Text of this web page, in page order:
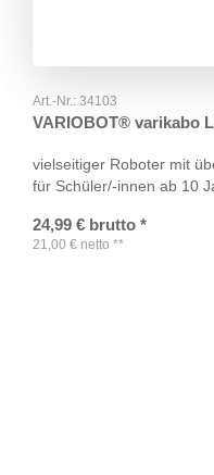
Art.-Nr.: 34103
VARIOBOT® varikabo
vielseitiger Roboter mit
für Schüler/-innen ab 10
24,99 € brutto *
21,00 € netto **